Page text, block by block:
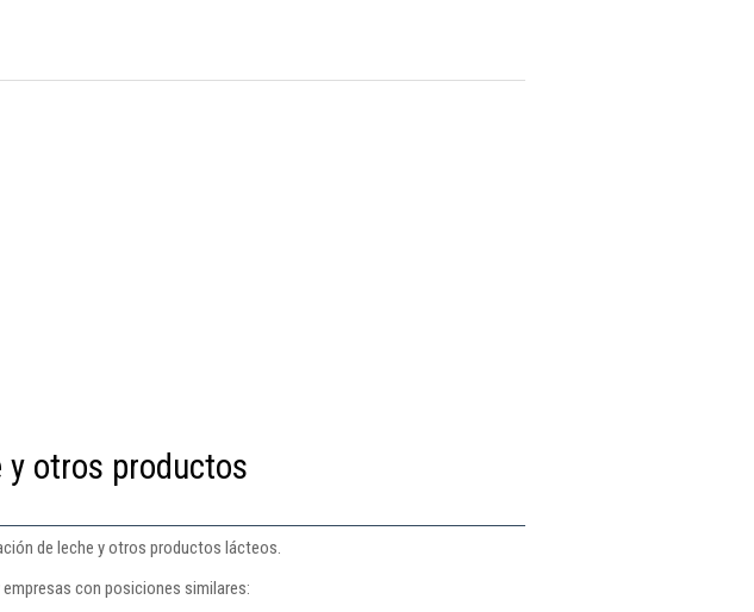
y otros productos
de leche y otros productos lácteos.
con posiciones similares: